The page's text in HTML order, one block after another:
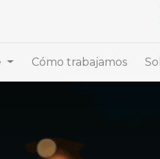
Cómo trabajamos